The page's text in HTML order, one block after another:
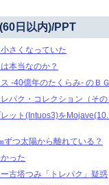
日以内)/PPT
さくなっていた
本当なのか？
-40億年のたくらみ- のＢ
パク・コレクション（その
ット(Intuos3)を
ずつ太陽から離れている？
った
古塔つみ「トレパク」疑惑